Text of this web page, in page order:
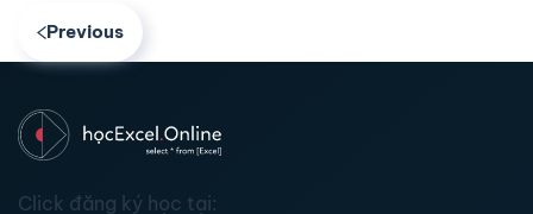
Previous
Click đăng ký học tại: